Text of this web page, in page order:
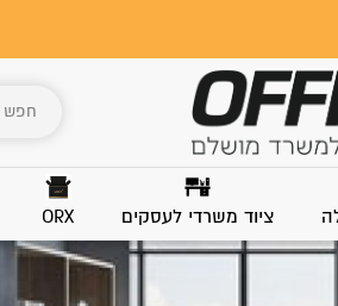
ציוד משרדי לעסקים ORX